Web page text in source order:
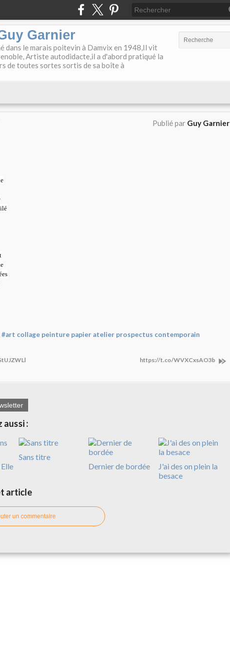
Garnier
dans le marais poitevin à Damvix en 1948,Il vit
Artiste autodidacte,il a d'abord pratiqué la
de toutes sortes sortis de sa boîte à
Publié par Guy Garnier
#art collage peinture papier atelier prospectus contemporain
https://t.co/WVXCxsAO3b
aussi :
Sans titre
Dernier de bordée
J'ai des on plein la
besace
article
un commentaire